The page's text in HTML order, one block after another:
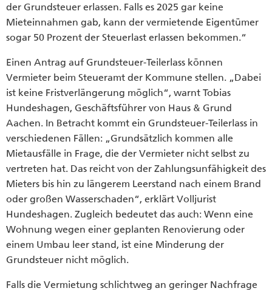
der Grundsteuer erlassen. Falls es 2025 gar keine
Mieteinnahmen gab, kann der vermietende Eigentümer
sogar 50 Prozent der Steuerlast erlassen bekommen.“
Einen Antrag auf Grundsteuer-Teilerlass können
Vermieter beim Steueramt der Kommune stellen. „Dabei
ist keine Fristverlängerung möglich“, warnt Tobias
Hundeshagen, Geschäftsführer von Haus & Grund
Aachen. In Betracht kommt ein Grundsteuer-Teilerlass in
verschiedenen Fällen: „Grundsätzlich kommen alle
Mietausfälle in Frage, die der Vermieter nicht selbst zu
vertreten hat. Das reicht von der Zahlungsunfähigkeit des
Mieters bis hin zu längerem Leerstand nach einem Brand
oder großen Wasserschaden“, erklärt Volljurist
Hundeshagen. Zugleich bedeutet das auch: Wenn eine
Wohnung wegen einer geplanten Renovierung oder
einem Umbau leer stand, ist eine Minderung der
Grundsteuer nicht möglich.
Falls die Vermietung schlichtweg an geringer Nachfrage